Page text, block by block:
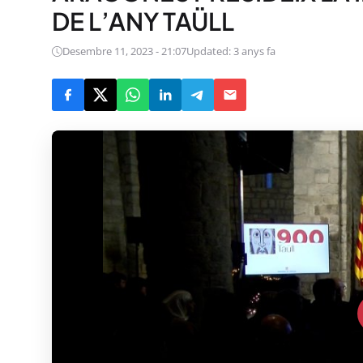
DE L’ANY TAÜLL
Desembre 11, 2023 - 21:07Updated: 3 anys fa